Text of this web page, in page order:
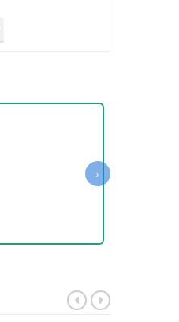
›